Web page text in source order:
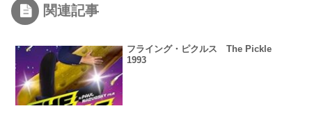
関連記事
フライング・ピクルス The Pickle
1993